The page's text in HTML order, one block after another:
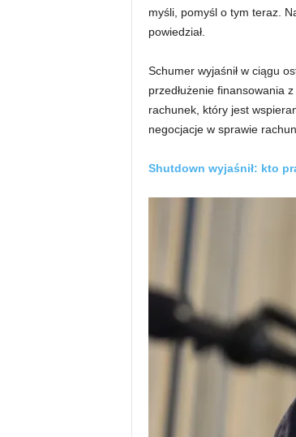
myśli, pomyśl o tym teraz.
powiedział.
Schumer wyjaśnił w ciągu
przedłużenie finansowania
rachunek, który jest
negocjacje w sprawie
Shutdown wyjaśnił: kto